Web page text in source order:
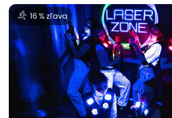
16 % zľava